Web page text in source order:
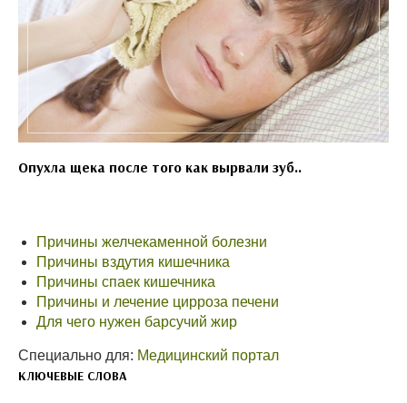
Опухла щека после того как вырвали зуб..
Причины желчекаменной болезни
Причины вздутия кишечника
Причины спаек кишечника
Причины и лечение цирроза печени
Для чего нужен барсучий жир
Специально для: Медицинский портал
КЛЮЧЕВЫЕ СЛОВА